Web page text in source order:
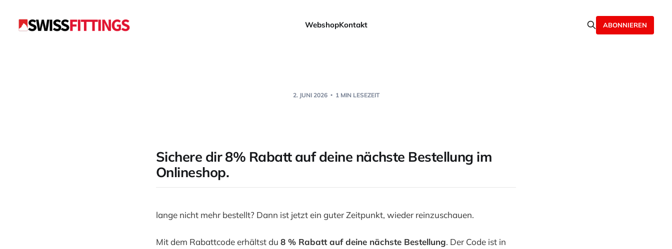
WebshopKontakt ABONNIEREN
2. JUNI 2026 1 MIN LESEZEIT
Sichere dir 8% Rabatt auf deine nächste Bestellung im
Onlineshop.
lange nicht mehr bestellt? Dann ist jetzt ein guter Zeitpunkt, wieder reinzuschauen.
Mit dem Rabattcode erhältst du 8 % Rabatt auf deine nächste Bestellung. Der Code ist in